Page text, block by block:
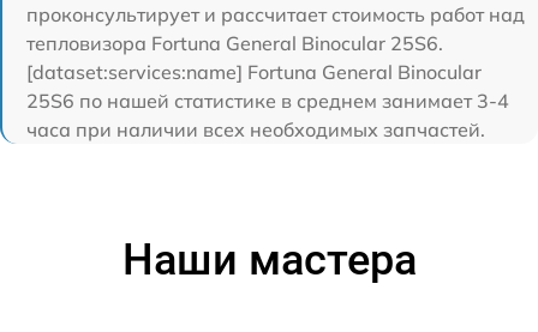
проконсультирует и рассчитает стоимость работ над
тепловизора Fortuna General Binocular 25S6.
[dataset:services:name] Fortuna General Binocular
25S6 по нашей статистике в среднем занимает 3-4
часа при наличии всех необходимых запчастей.
Наши мастера